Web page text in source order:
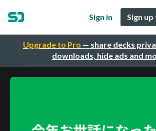
Upgrade to Pro — share decks
downloads, hide ads and
Sign in Sign